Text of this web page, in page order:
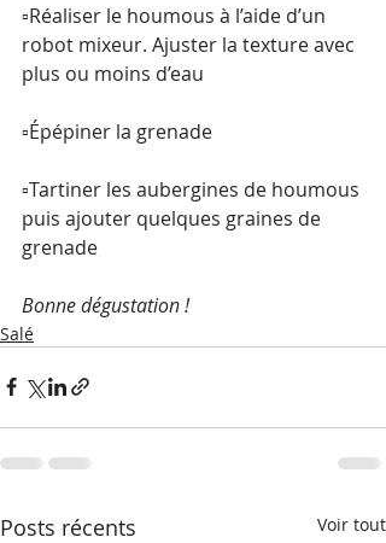
▫️Réaliser le houmous à l’aide d’un
robot mixeur. Ajuster la texture avec
plus ou moins d’eau
▫️Épépiner la grenade
▫️Tartiner les aubergines de houmous
puis ajouter quelques graines de
grenade
Bonne dégustation !
Salé
Posts récents Voir tout